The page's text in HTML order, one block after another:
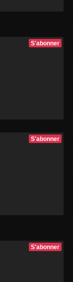
S'abonner
S'abonner
S'abonner